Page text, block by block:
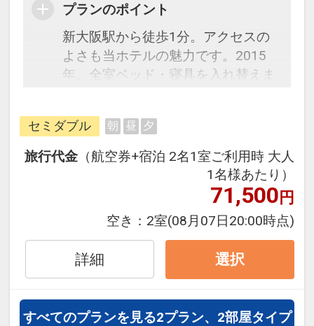
プランのポイント
新大阪駅から徒歩1分。アクセスの
よさも当ホテルの魅力です。2015
年、全室ベッド・寝具を入れ替えま
ータ社製。またお部屋のバスルーム
は全室≪ミラブルシャワーヘッド≫
を完備！
※セミツインルームは、シングルル
ームにエキストラベットを入れたお
部屋になります。
※バンクベットルームは、２段ベッ
ド（下段セミダブル+上段シング
ル）のお部屋になります。
セミダブル 朝 昼 夕
旅行代金 （航空券+宿泊 2名1室ご利用時 大人
1名様あたり）
71,500円
空き： 2室(08月07日20:00時点)
詳細 選択
すべてのプランを見る2プラン、2部屋タイプ